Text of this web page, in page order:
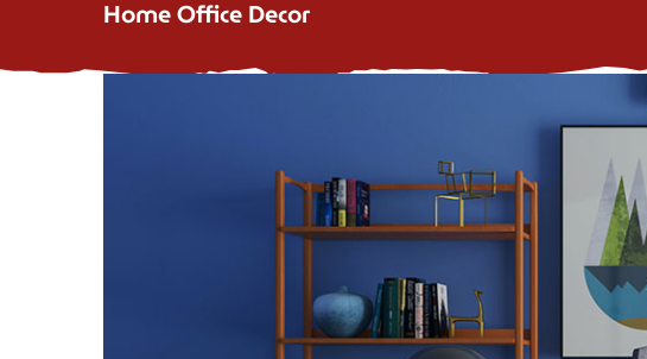
Home Office Decor